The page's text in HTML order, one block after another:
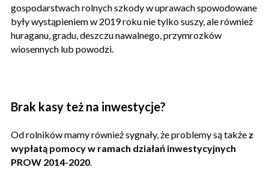
gospodarstwach rolnych szkody w uprawach spowodowane
były wystąpieniem w 2019 roku nie tylko suszy, ale również
huraganu, gradu, deszczu nawalnego, przymrozków
wiosennych lub powodzi.
Brak kasy też na inwestycje?
Od rolników mamy również sygnały, że problemy są także z
wypłatą pomocy w ramach działań inwestycyjnych
PROW 2014-2020